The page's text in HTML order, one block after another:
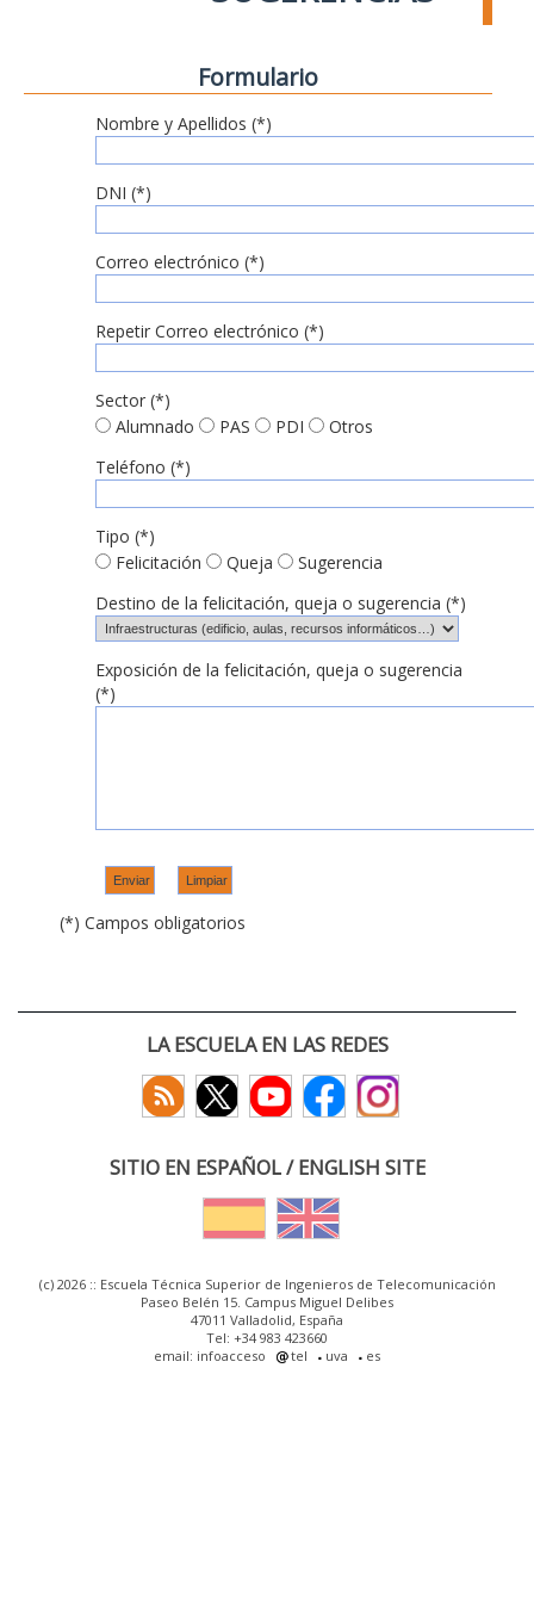
Formulario
Nombre y Apellidos (*)
DNI (*)
Correo electrónico (*)
Repetir Correo electrónico (*)
Sector (*)
Alumnado
PAS PDI
Otros
Teléfono (*)
Tipo (*)
Felicitación
Queja
Sugerencia
Destino de la felicitación, queja o sugerencia (*)
Exposición de la felicitación, queja o sugerencia
(*)
(*) Campos obligatorios
LA ESCUELA EN LAS REDES
SITIO EN ESPAÑOL / ENGLISH SITE
(c) 2026 :: Escuela Técnica Superior de Ingenieros de Telecomunicación
Paseo Belén 15. Campus Miguel Delibes
47011 Valladolid, España
Tel: +34 983 423660
email: infoacceso
tel uva es